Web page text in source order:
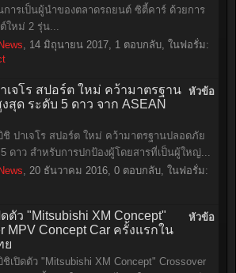
ารเป็นผู้นำของตลาดรถยนต์ ซิตี้คาร์ ด้วยการ
ใหม่ 2 รุ่น...
News, 14 มิถุนายน 2017, 1 ตอบกลับ, ในฟอรั่ม:
หัวข้อ
เจโร สปอร์ต ใหม่ คว้ามาตรฐาน
สุด ระดับ 5 ดาว จาก ASEAN
ปาเจโร สปอร์ต ใหม่ คว้ามาตรฐานปลอดภัย
ดาว สำหรับการปกป้องผู้โดยสารที่เป็นผู้ใหญ่...
News, 20 ธันวาคม 2016, 0 ตอบกลับ, ในฟอรั่ม:
หัวข้อ
ตัว "Mitsubishi XM Concept"
MPV Concept Car ครั้งแรกใน
ย
เปิดตัว "Mitsubishi XM Concept" Crossover